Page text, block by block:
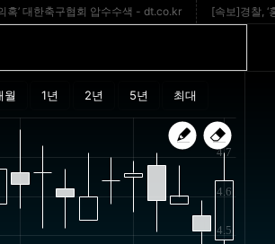
한축구협회 압수수색 - dt.co.kr [속보]경찰, ‘홍명
4.5
4.6
4.7